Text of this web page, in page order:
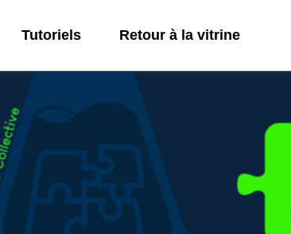
Tutoriels Retour à la vitrine